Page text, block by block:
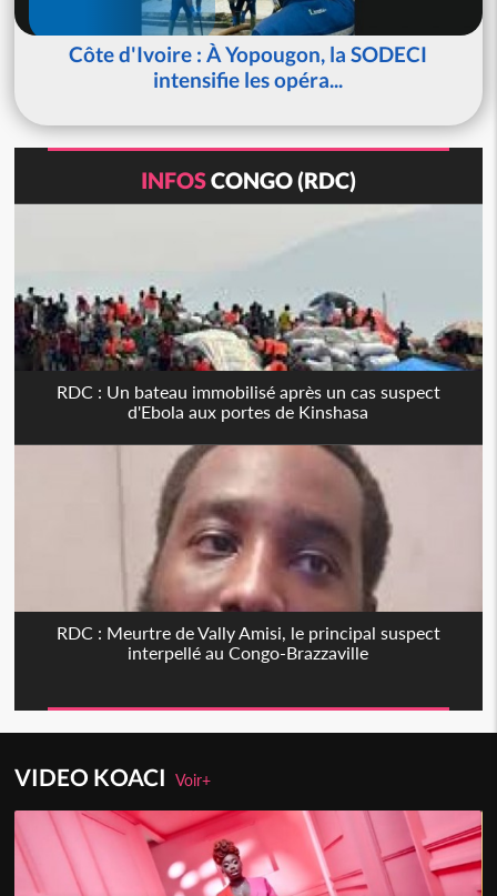
Côte d'Ivoire : À Yopougon, la SODECI
intensifie les opéra...
INFOSCONGO (RDC)
RDC : Un bateau immobilisé après un cas suspect
d'Ebola aux portes de Kinshasa
RDC : Meurtre de Vally Amisi, le principal suspect
interpellé au Congo-Brazzaville
VIDEO KOACIVoir+